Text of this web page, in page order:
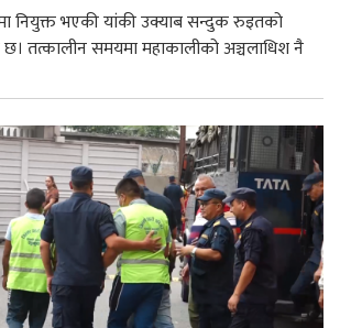
नियुक्त भएकी यांकी उक्याब सन्दुक रुइतको
तत्कालीन समयमा महाकालीको अञ्चलाधिश नै